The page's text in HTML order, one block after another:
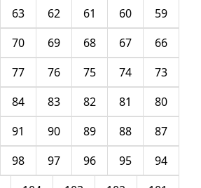
59
60
61
62
63
66
67
68
69
70
73
74
75
76
77
80
81
82
83
84
87
88
89
90
91
94
95
96
97
98